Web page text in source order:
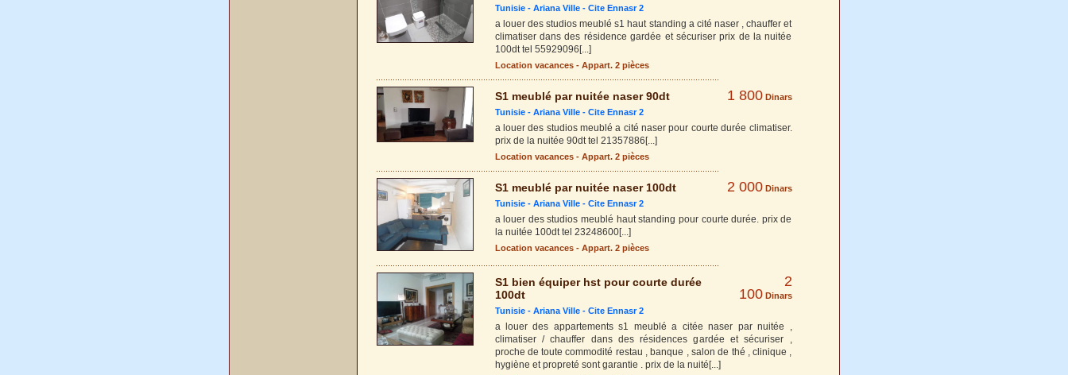
Tunisie - Ariana Ville- Cite Ennasr 2
a louer des studios meublé s1 haut standing a cité naser , chauffer et
climatiser dans des résidence gardée et sécuriser prix de la nuitée
100dt tel 55929096 [...]
Location vacances - Appart. 2 pièces
S1 meublé par nuitée naser 90dt 1 800 Dinars
Tunisie - Ariana Ville- Cite Ennasr 2
a louer des studios meublé a cité naser pour courte durée climatiser.
prix de la nuitée 90dt tel 21357886 [...]
Location vacances - Appart. 2 pièces
S1 meublé par nuitée naser 100dt 2 000 Dinars
Tunisie - Ariana Ville- Cite Ennasr 2
a louer des studios meublé haut standing pour courte durée. prix de
la nuitée 100dt tel 23248600[...]
Location vacances - Appart. 2 pièces
S1 bien équiper hst pour courte durée
100dt
2
100 Dinars
Tunisie - Ariana Ville- Cite Ennasr 2
a louer des appartements s1 meublé a citée naser par nuitée ,
climatiser / chauffer dans des résidences gardée et sécuriser ,
proche de toute commodité restau , banque , salon de thé , clinique ,
hygiène et propreté sont garantie . prix de la nuité [...]